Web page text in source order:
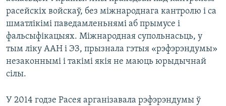
расейскіх войскаў, без міжнароднага кантролю і са
шматлікімі паведамленьнямі аб прымусе і
фальсыфікацыях. Міжнародная супольнасьць, у
тым ліку ААН і ЭЗ, прызнала гэтыя «рэфэрэндумы»
незаконнымі і такімі якія не маюць юрыдычнай
сілы.
У 2014 годзе Расея арганізавала рэфэрэндумы ў